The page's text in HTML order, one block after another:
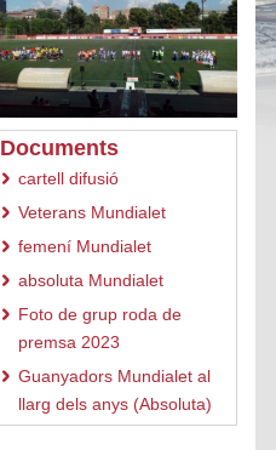
Documents
cartell difusió
Veterans Mundialet
femení Mundialet
absoluta Mundialet
Foto de grup roda de
premsa 2023
Guanyadors Mundialet al
llarg dels anys (Absoluta)